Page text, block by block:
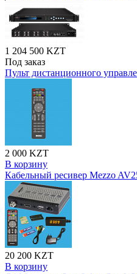
1 204 500 KZT
Под заказ
Пульт дистанционного
2 000 KZT
В корзину
Кабельный ресивер Mezzo
20 200 KZT
В корзину